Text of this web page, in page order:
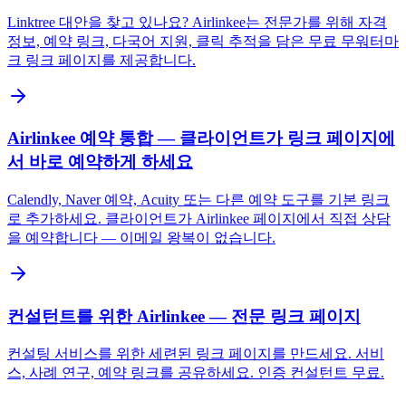
Linktree 대안을 찾고 있나요? Airlinkee는 전문가를 위해 자격
정보, 예약 링크, 다국어 지원, 클릭 추적을 담은 무료 무워터마
크 링크 페이지를 제공합니다.
Airlinkee 예약 통합 — 클라이언트가 링크 페이지에
서 바로 예약하게 하세요
Calendly, Naver 예약, Acuity 또는 다른 예약 도구를 기본 링크
로 추가하세요. 클라이언트가 Airlinkee 페이지에서 직접 상담
을 예약합니다 — 이메일 왕복이 없습니다.
컨설턴트를 위한 Airlinkee — 전문 링크 페이지
컨설팅 서비스를 위한 세련된 링크 페이지를 만드세요. 서비
스, 사례 연구, 예약 링크를 공유하세요. 인증 컨설턴트 무료.